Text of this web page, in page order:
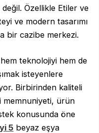
Özellikle Etiler ve
ve modern tasarımı
bir cazibe merkezi.
teknolojiyi hem de
isteyenlere
Birbirinden kaliteli
memnuniyeti, ürün
konusunda öne
5 beyaz eşya